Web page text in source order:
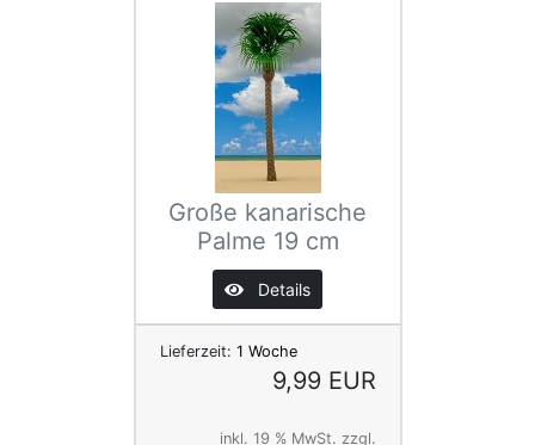
Große kanarische
Palme 19 cm
Details
Lieferzeit: 1 Woche
9,99 EUR
inkl. 19 % MwSt. zzgl.